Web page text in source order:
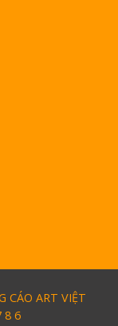
CÁO ART VIỆT
8 6